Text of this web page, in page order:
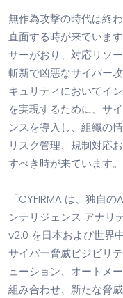
無作為攻撃の時代は終
直面する時が来ていま
サーがおり、対応リソ
斬新で凶悪なサイバー
キュリティにおいてイ
を実現するために、サ
ンスを導入し、組織の
リスク管理、規制対応
すべき時が来ています。
「CYFIRMA は、独自
ンテリジェンス アナリ
v2.0 を日本および世界
サイバー脅威ビジビリ
ューション、オートメ
組み合わせ、新たな脅